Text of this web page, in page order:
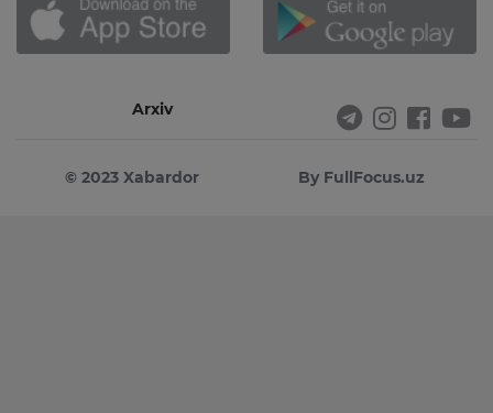
Arxiv
© 2023 Xabardor By FullFocus.uz